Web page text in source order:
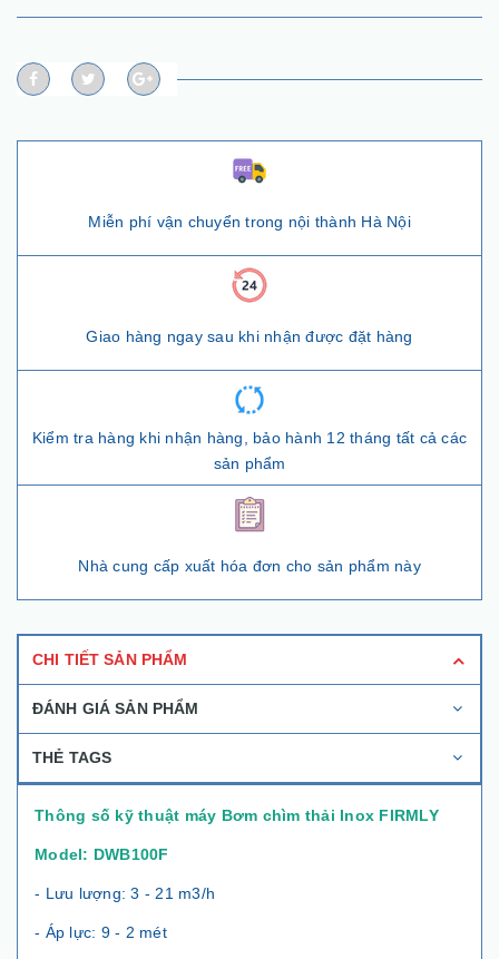
Miễn phí vận chuyển trong nội thành Hà Nội
Giao hàng ngay sau khi nhận được đặt hàng
Kiểm tra hàng khi nhận hàng, bảo hành 12 tháng tất cả các
sản phẩm
Nhà cung cấp xuất hóa đơn cho sản phẩm này
CHI TIẾT SẢN PHẨM
ĐÁNH GIÁ SẢN PHẨM
THẺ TAGS
Thông số kỹ thuật máy Bơm chìm thải Inox FIRMLY
Model: DWB100F
- Lưu lượng: 3 - 21 m3/h
- Áp lực: 9 - 2 mét